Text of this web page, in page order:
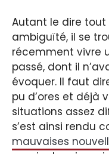
Autant le dire
ambiguïté, il se
récemment vivre
passé, dont il
évoquer. Il faut
pu d’ores et déjà
situations assez
s’est ainsi rendu
mauvaises